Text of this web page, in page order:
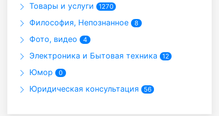
Товары и услуги 1270
Философия, Непознанное 8
Фото, видео 4
Электроника и Бытовая техника 12
Юмор 0
Юридическая консультация 56